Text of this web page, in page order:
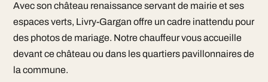
Avec son château renaissance servant de mairie et ses
espaces verts, Livry-Gargan offre un cadre inattendu pour
des photos de mariage. Notre chauffeur vous accueille
devant ce château ou dans les quartiers pavillonnaires de
la commune.